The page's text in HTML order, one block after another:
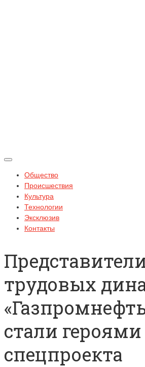
Общество
Происшествия
Культура
Технологии
Эксклюзив
Контакты
трудовых
стали героями
спецпроекта